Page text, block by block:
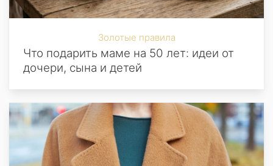
Золотые правила
Что подарить маме на 50 лет: идеи от
дочери, сына и детей